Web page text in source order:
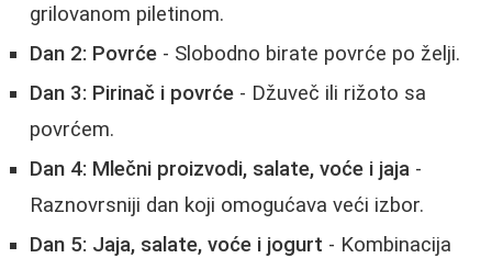
grilovanom piletinom.
Dan 2: Povrće - Slobodno birate povrće po želji.
Dan 3: Pirinač i povrće - Džuveč ili rižoto sa
povrćem.
Dan 4: Mlečni proizvodi, salate, voće i jaja -
Raznovrsniji dan koji omogućava veći izbor.
Dan 5: Jaja, salate, voće i jogurt - Kombinacija